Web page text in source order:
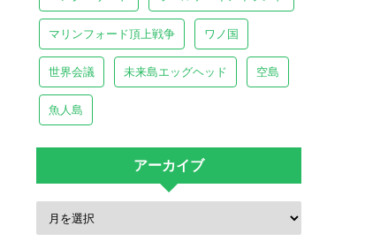
マリンフォード頂上戦争 ワノ国
世界会議 未来島エッグヘッド 空島
魚人島
アーカイブ